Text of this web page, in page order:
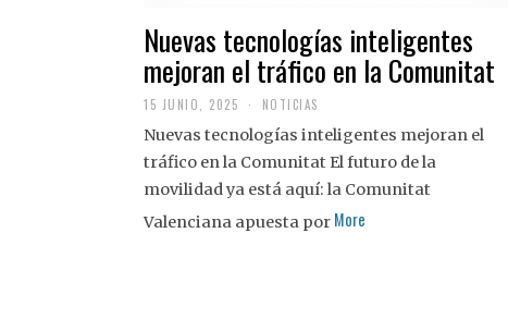
Nuevas tecnologías inteligentes
mejoran el tráfico en la Comunitat
15 JUNIO, 2025 NOTICIAS
Nuevas tecnologías inteligentes mejoran el
tráfico en la Comunitat El futuro de la
movilidad ya está aquí: la Comunitat
Valenciana apuesta por More